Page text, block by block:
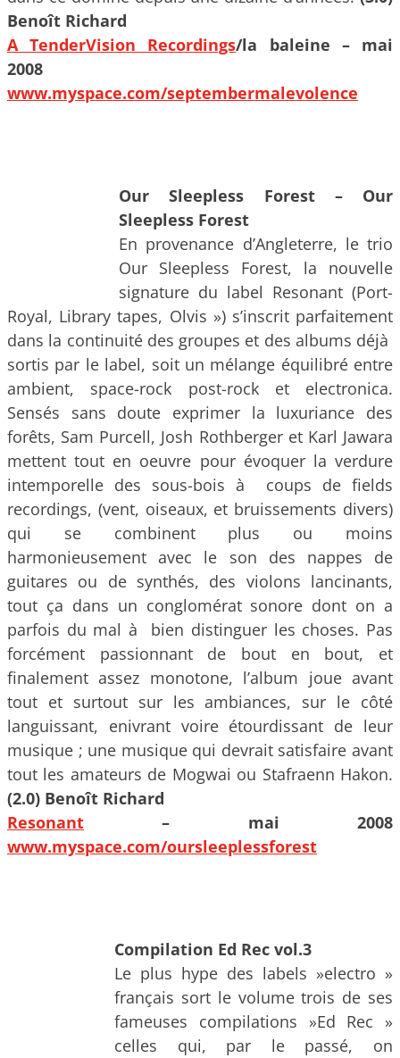
Benoît Richard
A TenderVision Recordings/la baleine – mai
2008
www.myspace.com/septembermalevolence
Our Sleepless Forest – Our
Sleepless Forest
En provenance d’Angleterre, le trio
Our Sleepless Forest, la nouvelle
signature du label Resonant (Port-
Royal, Library tapes, Olvis ») s’inscrit parfaitement
dans la continuité des groupes et des albums déjà
sortis par le label, soit un mélange équilibré entre
ambient, space-rock post-rock et electronica.
Sensés sans doute exprimer la luxuriance des
forêts, Sam Purcell, Josh Rothberger et Karl Jawara
mettent tout en oeuvre pour évoquer la verdure
intemporelle des sous-bois à coups de fields
recordings, (vent, oiseaux, et bruissements divers)
qui se combinent plus ou moins
harmonieusement avec le son des nappes de
guitares ou de synthés, des violons lancinants,
tout ça dans un conglomérat sonore dont on a
parfois du mal à bien distinguer les choses. Pas
forcément passionnant de bout en bout, et
finalement assez monotone, l’album joue avant
tout et surtout sur les ambiances, sur le côté
languissant, enivrant voire étourdissant de leur
musique ; une musique qui devrait satisfaire avant
tout les amateurs de Mogwai ou Stafraenn Hakon.
(2.0) Benoît Richard
Resonant – mai 2008
www.myspace.com/oursleeplessforest
Compilation Ed Rec vol.3
Le plus hype des labels »electro »
français sort le volume trois de ses
fameuses compilations »Ed Rec »
celles qui, par le passé, on